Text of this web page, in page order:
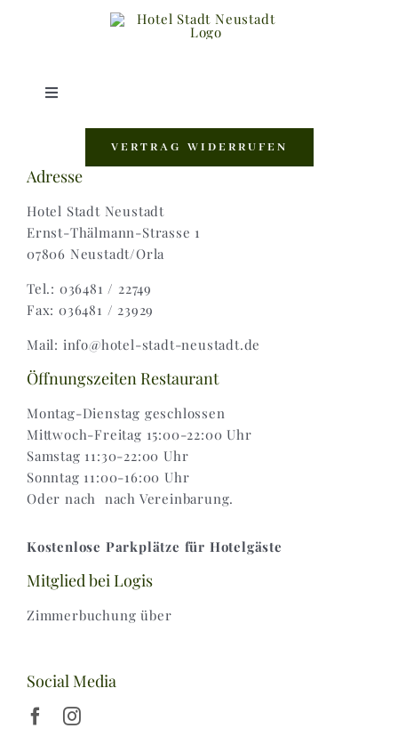
Toggle
Zahlungsweisen |
Widerruf |
Versand & Lieferung
VERTRAG WIDERRUFEN
Adresse
Hotel Stadt Neustadt
Ernst-Thälmann-Strasse 1
07806 Neustadt/Orla
Tel.: 036481 / 22749
Fax: 036481 / 23929
Mail: info@hotel-stadt-neustadt.de
Öffnungszeiten Restaurant
Montag-Dienstag geschlossen
Mittwoch-Freitag 15:00-22:00 Uhr
Samstag 11:30-22:00 Uhr
Sonntag 11:00-16:00 Uhr
Oder nach nach Vereinbarung.
Kostenlose Parkplätze für Hotelgäste
Mitglied bei Logis
Zimmerbuchung über
Social Media